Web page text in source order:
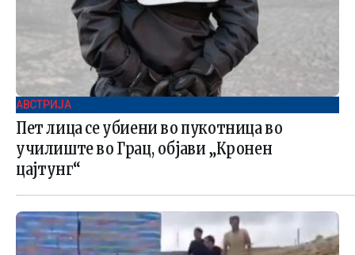
АВСТРИЈА
Пет лица се убиени во пукотница во
училиште во Грац, објави „Кронен
цајтунг“